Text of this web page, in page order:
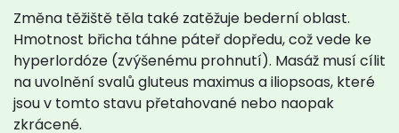
Změna těžiště těla také zatěžuje bederní oblast.
Hmotnost břicha táhne páteř dopředu, což vede ke
hyperlordóze (zvýšenému prohnutí). Masáž musí cílit
na uvolnění svalů gluteus maximus a iliopsoas, které
jsou v tomto stavu přetahované nebo naopak
zkrácené.